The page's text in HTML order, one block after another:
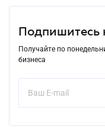
Подпишитесь
Получайте по
бизнеса